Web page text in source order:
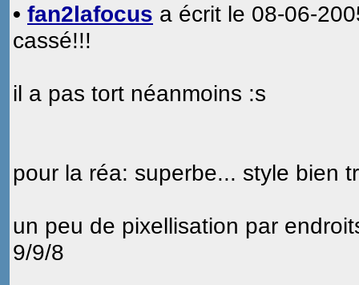
• fan2lafocus a écrit le 08-06-
cassé!!!
il a pas tort néanmoins :s
pour la réa: superbe... style bien
un peu de pixellisation par
9/9/8